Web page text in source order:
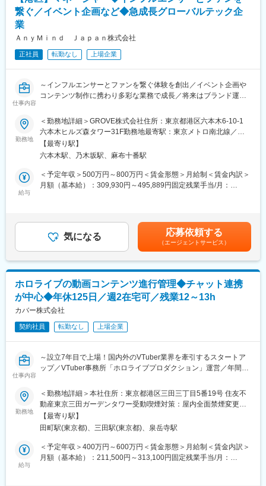
変更の範囲：会社の定める業務
ベント／媒体収録 など）
・SNS運用サポートやプロモーション施策の企画立案および実行
・メディアとの連絡調整
・アーティストの日常的なサポート
アーティストと近い立場で支援を行うため、信頼関係構築力と柔
軟な対応力が求められます。現場業務と企画業務の双方に関われ
いの大きいポジションです。
■求人魅力
・アーティスト活動に密着し、成長過程を最前線で支援できる点
が積めます。
変更の範囲：会社の定める業務
繋ぐ／イベント企画など◆急成長グローバルテック企
業
ＡｎｙＭｉｎｄ Ｊａｐａｎ株式会社
正社員 転勤なし 上場企業
仕事内容
～インフルエンサーとファンを繋ぐ体験を創出／イベント企画や
コンテンツ制作に携わり多彩な業務で成長／将来はブランド運営
※当ポジションは当社で採用後、GROVE株式会社へ在籍出向とな
ります。
■概要：
今回募集のAM&MD事業部は、インフルエンサーとファンのつな
がりを強くすることをミッションに掲げる部署です。
インフルエンサーの想いを汲み取りながら、ファンをワクワクさ
ティスト活動を行っているため、楽曲制作やライブの企画・運
営、グッズ企画やファンクラブ運営などファンとの距離が近い領
域での業務を中心に幅広い分野を担当いただきます。
・ファンイベントの企画、運営
・コンテンツ制作のサポート（企画提案・撮影補助など）
まずはアシスタントからスタートし、約6ヶ月で独り立ちを目指し
ていただきます。
ち上げるアパレルブランドの運営や、チームメンバーを率いたマ
ネジメントレイヤーへのステップアップなどキャリアアップして
■出向先情報：
企業名：GROVE株式会社
事業内容：クリエイターを活用したメディアプロモーションを主
ジメント、ファンビジネス及びグッズ販売事業等を展開しており
ます。
勤務地
＜勤務地詳細＞GROVE株式会社住所：東京都港区六本木6-10-1
六本木ヒルズ森タワー31F勤務地最寄駅：東京メトロ南北線／六
本木一丁目駅受動喫煙対策：屋内全面禁煙変更の範囲：会社の定
める事業所
【最寄り駅】
六本木駅、乃木坂駅、麻布十番駅
給与
＜予定年収＞500万円～800万円＜賃金形態＞月給制＜賃金内訳＞
月額（基本給）：309,930円～495,889円固定残業手当/月：
経験・スキルに応じ応相談■査定：年2回賃金はあくまでも目安の
金額であり、選考を通じて上下する可能性があります。月給(月額)
は固定手当を含めた表記です。
気になる 応募依頼する
（エージェントサービス）
ホロライブの動画コンテンツ進行管理◆チャット連携
が中心◆年休125日／週2在宅可／残業12～13h
カバー株式会社
契約社員 転勤なし 上場企業
仕事内容
～設立7年目で上場！国内外のVTuber業界を牽引するスタートア
ップ／VTuber事務所「ホロライブプロダクション」運営／年間休
■業務概要
配信動画コンテンツの進行管理をメインにご担当いただきます。
メンバーシップコンテンツや「歌ってみた動画」などのオンライ
ン動画制作において、ロゴ・サムネイル制作を行うデザイナーや
各種クリエイターと連携し、公開日までのスケジュール調整や進
捗管理を行います。
業務上、クリエイターとのコミュニケーション機会が多く、社内
勤務地
＜勤務地詳細＞本社住所：東京都港区三田三丁目5番19号 住友不
動産東京三田ガーデンタワー受動喫煙対策：屋内全面禁煙変更の
範囲：会社の定める事業所（リモートワーク含む）
【最寄り駅】
田町駅(東京都)、三田駅(東京都)、泉岳寺駅
給与
＜予定年収＞400万円～600万円＜賃金形態＞月給制＜賃金内訳＞
月額（基本給）：211,500円～313,100円固定残業手当/月：